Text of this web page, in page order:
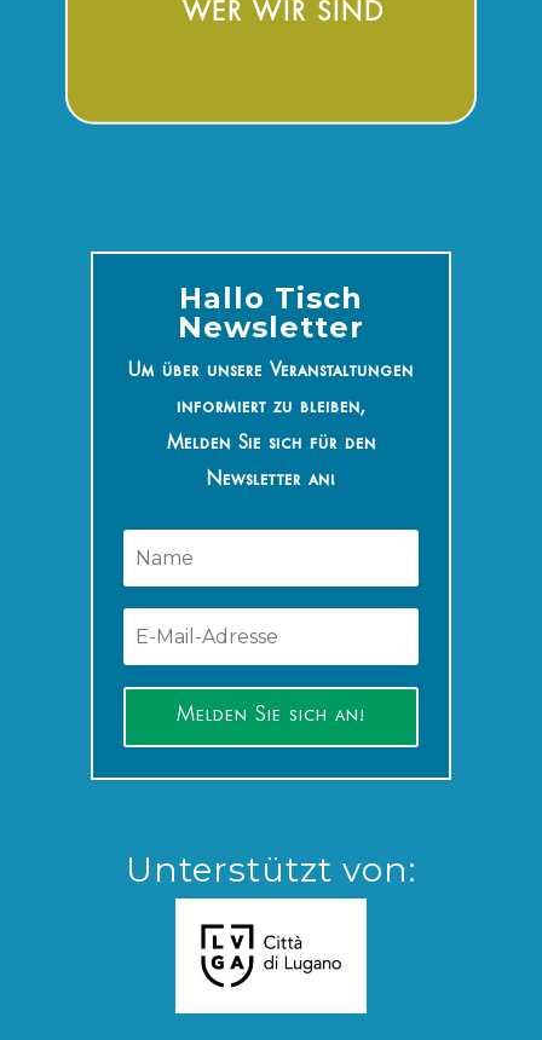
WER WIR SIND
Hallo Tisch
Newsletter
Um über unsere Veranstaltungen
informiert zu bleiben,
Melden Sie sich für den
Newsletter an!
Melden Sie sich an!
Unterstützt von: